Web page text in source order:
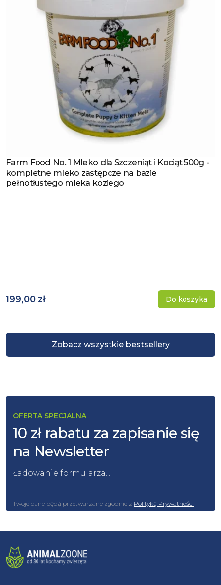
Zobacz wszystkie bestsellery
Zobacz produkt
Farm Food No. 1 Mleko dla Szczeniąt i Kociąt 500g -
kompletne mleko zastępcze na bazie
pełnotłustego mleka koziego
199,00 zł Do koszyka
OFERTA SPECJALNA
10 zł rabatu za zapisanie się
na Newsletter
Ładowanie formularza...
Twoje dane będą przetwarzane zgodnie z Polityką Prywatności